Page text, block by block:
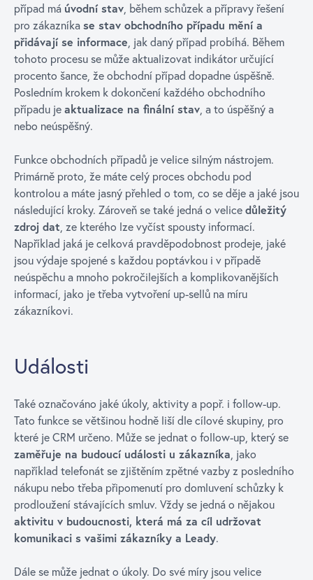
případ má úvodní stav, během schůzek a přípravy řešení
pro zákazníkase stav obchodního případu mění a
přidávají se informace, jak daný případ probíhá. Během
tohoto procesu se může aktualizovat indikátor určující
procento šance, že obchodní případ dopadne úspěšně.
Posledním krokem k dokončení každého obchodního
případu jeaktualizace na finální stav, a to úspěšný a
nebo neúspěšný.
Funkce obchodních případů je velice silným nástrojem.
Primárně proto, že máte celý proces obchodu pod
kontrolou a máte jasný přehled o tom, co se děje a jaké jsou
následující kroky. Zároveň se také jedná o velicedůležitý
zdroj dat, ze kterého lze vyčíst spousty informací.
Například jaká je celková pravděpodobnost prodeje, jaké
jsou výdaje spojené s každou poptávkou i v případě
neúspěchu a mnoho pokročilejších a komplikovanějších
informací, jako je třeba vytvoření up-sellů na míru
zákazníkovi.
Události
Také označováno jaké úkoly, aktivity a popř. i follow-up.
Tato funkce se většinou hodně liší dle cílové skupiny, pro
které je CRM určeno. Může se jednat o follow-up, který se
zaměřuje na budoucí události u zákazníka, jako
například telefonát se zjištěním zpětné vazby z posledního
nákupu nebo třeba připomenutí pro domluvení schůzky k
prodloužení stávajících smluv. Vždy se jedná o nějakou
aktivitu v budoucnosti, která má za cíl udržovat
komunikaci s vašimi zákazníky a Leady.
Dále se může jednat o úkoly. Do své míry jsou velice